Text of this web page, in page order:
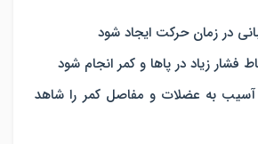
در زمان حرکت ایجاد شود
زیاد در پاها و کمر انجام شود
به عضلات و مفاصل کمر را شاهد